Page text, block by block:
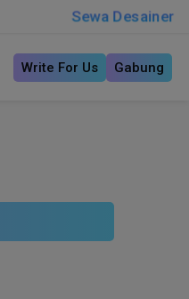
Sewa Desainer
Write For Us Gabung